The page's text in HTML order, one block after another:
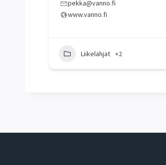
pekka@vanno.fi
www.vanno.fi
Liikelahjat +2